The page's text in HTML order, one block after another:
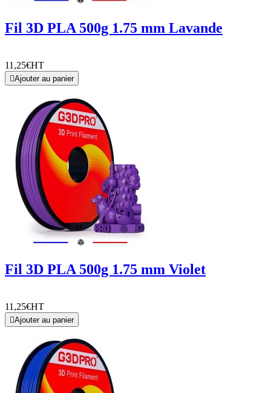
Fil 3D PLA 500g 1.75 mm Lavande
11,25€HT
Ajouter au panier
Fil 3D PLA 500g 1.75 mm Violet
11,25€HT
Ajouter au panier